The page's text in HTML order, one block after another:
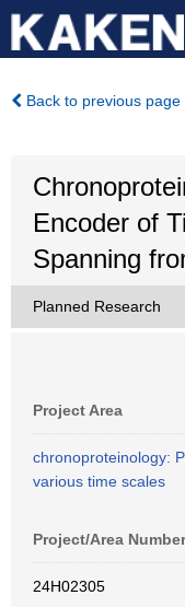
Back to previous page
Encoder of
Spanning
Planned Research
Project Area
chronoproteinology:
various time scales
Project/Area Number
24H02305